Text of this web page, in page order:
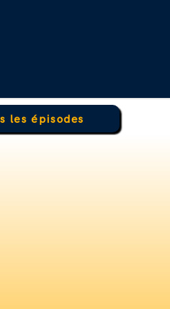
les épisodes
la Bible,